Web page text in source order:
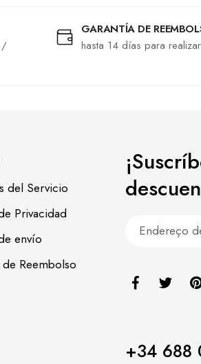
/
GARANTÍA DE
hasta 14 días para
del Servicio
Privacidad
envío
Reembolso
+34 688